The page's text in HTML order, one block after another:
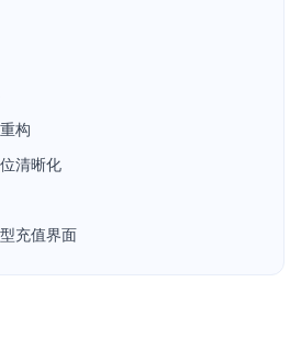
构
清晰化
充值界面